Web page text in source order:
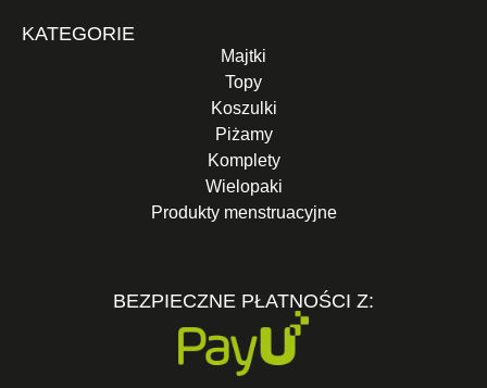
KATEGORIE
Majtki
Topy
Koszulki
Piżamy
Komplety
Wielopaki
Produkty menstruacyjne
BEZPIECZNE PŁATNOŚCI Z: